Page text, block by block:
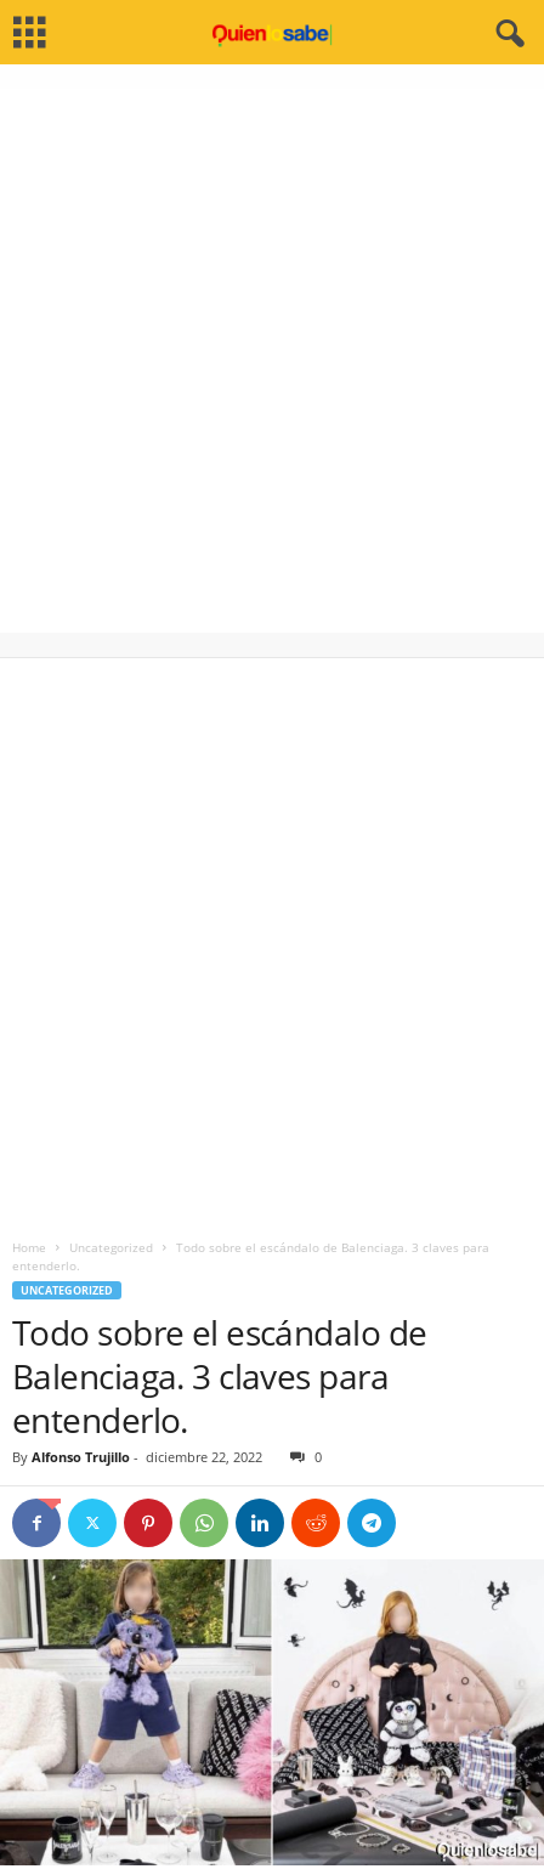
Home Uncategorized
Todo sobre el escándalo de Balenciaga. 3 claves para
entenderlo.
UNCATEGORIZED
Todo sobre el escándalo de
Balenciaga. 3 claves para
entenderlo.
By Alfonso Trujillo - diciembre 22, 2022 0